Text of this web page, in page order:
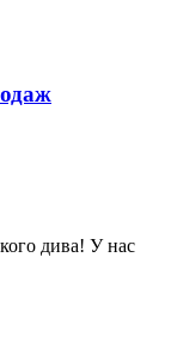
дива! У нас